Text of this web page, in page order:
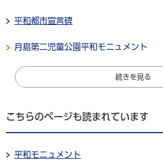
平和都市宣言碑
月島第二児童公園平和モニュメント
続きを見る
こちらのページも読まれています
平和モニュメント